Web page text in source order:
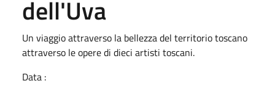
dell'Uva
Un viaggio attraverso la bellezza del territorio toscano
attraverso le opere di dieci artisti toscani.
Data :